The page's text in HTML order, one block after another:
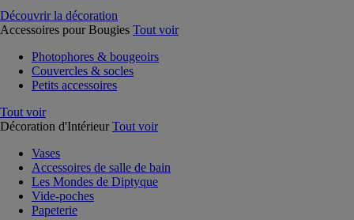
Découvrir la décoration
Accessoires pour Bougies Tout voir
Photophores & bougeoirs
Couvercles & socles
Petits accessoires
Tout voir
Décoration d'Intérieur Tout voir
Vases
Accessoires de salle de bain
Les Mondes de Diptyque
Vide-poches
Papeterie